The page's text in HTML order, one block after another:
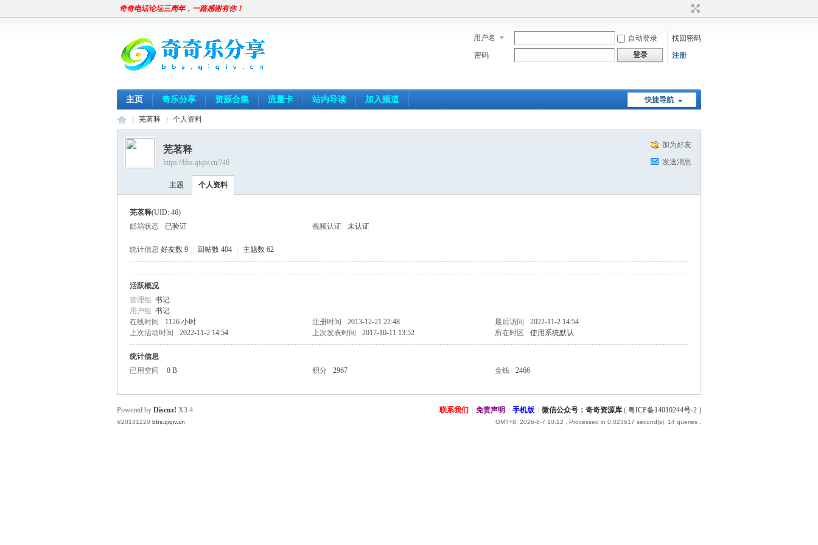
奇奇电话论坛三周年，一路感谢有你！
用户名 自动登录
找回密码
密码
登录 注册
快捷导航
主页 奇乐分享 资源合集 流量卡 站内导读 加入频道
电
›
芜茗释 个人资料
加为好友
发送消息
芜茗释
https://bbs.qiqiv.cn/?46
主题 个人资料
芜茗释(UID: 46)
邮箱状态
已验证 视频认证 未认证
统计信息 好友数 9 回帖数 404 主题数 62
活跃概况
管理组 书记
用户组 书记
在线时间
1126 小时 注册时间 2013-12-21 22:48 最后访问
2022-11-2 14:54
上次活动时间
2022-11-2 14:54 上次发表时间 2017-10-11 13:52 所在时区 使用系统默认
统计信息
已用空间
0 B 积分 2967 金钱 2466
联系我们 免责声明 手机版 微信公众号：奇奇资源库 ( 粤ICP备14010244号-2 )
GMT+8, 2026-8-7 10:12 , Processed in 0.023617 second(s), 14 queries .
Powered by Discuz! X3.4
©20131220 bbs.qiqiv.cn